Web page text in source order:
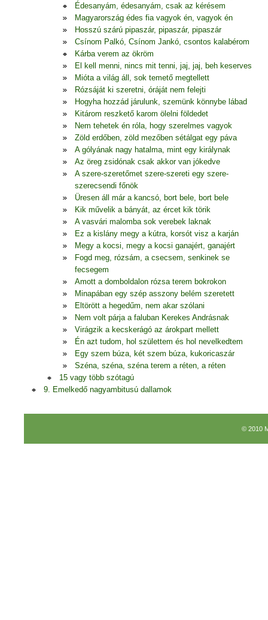
Édesanyám, édesanyám, csak az kérésem
Magyarország édes fia vagyok én, vagyok én
Hosszú szárú pipaszár, pipaszár, pipaszár
Csínom Palkó, Csínom Jankó, csontos kalabérom
Kárba verem az ökröm
El kell menni, nincs mit tenni, jaj, jaj, beh keserves
Mióta a világ áll, sok temető megtellett
Rózsáját ki szeretni, óráját nem felejti
Hogyha hozzád járulunk, szemünk könnybe lábad
Kitárom reszkető karom ölelni földedet
Nem tehetek én róla, hogy szerelmes vagyok
Zöld erdőben, zöld mezőben sétálgat egy páva
A gólyának nagy hatalma, mint egy királynak
Az öreg zsidónak csak akkor van jókedve
A szere-szeretőmet szere-szereti egy szere-
szerecsendi főnök
Üresen áll már a kancsó, bort bele, bort bele
Kik művelik a bányát, az ércet kik törik
A vasvári malomba sok verebek laknak
Ez a kislány megy a kútra, korsót visz a karján
Megy a kocsi, megy a kocsi ganajért, ganajért
Fogd meg, rózsám, a csecsem, senkinek se
fecsegem
Amott a domboldalon rózsa terem bokrokon
Minapában egy szép asszony belém szeretett
Eltörött a hegedűm, nem akar szólani
Nem volt párja a faluban Kerekes Andrásnak
Virágzik a kecskerágó az árokpart mellett
Én azt tudom, hol születtem és hol nevelkedtem
Egy szem búza, két szem búza, kukoricaszár
Széna, széna, széna terem a réten, a réten
15 vagy több szótagú
9. Emelkedő nagyambitusú dallamok
© 2010